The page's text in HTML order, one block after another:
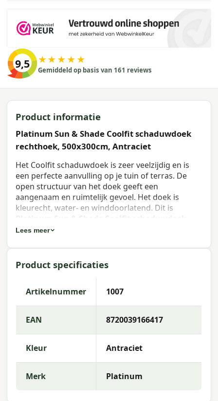
9,5 ★★★★★
Gemiddeld op basis van 161 reviews
Product informatie
Platinum Sun & Shade Coolfit schaduwdoek
rechthoek, 500x300cm, Antraciet
Het Coolfit schaduwdoek is zeer veelzijdig en is
een perfecte aanvulling op je tuin of terras. De
open structuur van het doek geeft een
aangenaam en ruimtelijk gevoel. Het doek is
kleurecht, water- en winddoorlatend. Dit is
Platinum Sun & Shade Coolfit schaduwdoek
rechthoek, 500x300cm, Antraciet
Eigenschappen Platinum Sun &
Shade Coolfit schaduwdoek
rechthoek, 500x300cm, Antraciet
Artikelnummer: 1007
EAN: 8720039166417
Merk: Platinum Sun & Shade
Doekkleur
Doek
: HDPE 285 gr/m2
Sterk geweven HDPE 285 g/m2.
Lees meer
Product specificaties
Artikelnummer 1007
EAN 8720039166417
Kleur Antraciet
Merk Platinum